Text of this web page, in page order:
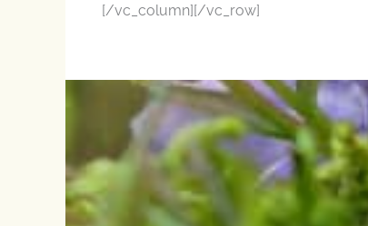
[/vc_column][/vc_row]